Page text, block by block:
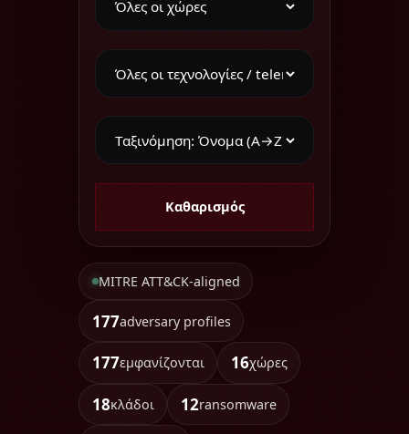
Καθαρισμός
MITRE ATT&CK-aligned
177adversary profiles
177εμφανίζονται 16χώρες
18κλάδοι 12ransomware